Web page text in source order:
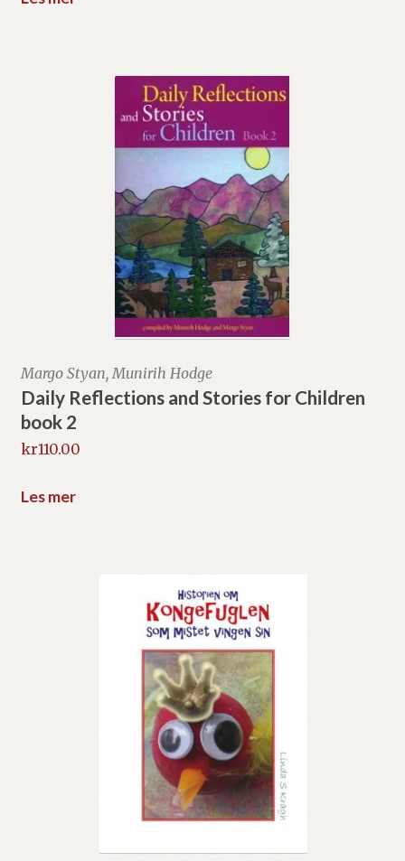
Margo Styan, Munirih Hodge
Daily Reflections and Stories for Children
book 2
kr110.00
Les mer